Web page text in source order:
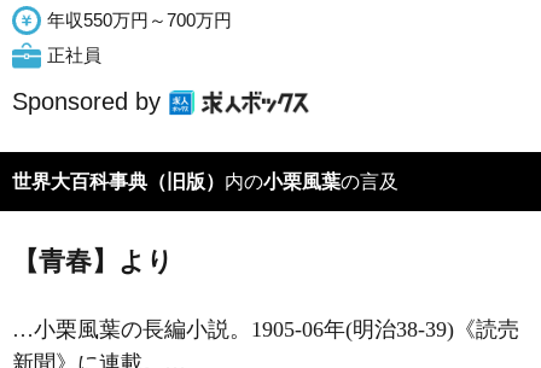
年収550万円～700万円
正社員
Sponsored by
世界大百科事典（旧版） 内の小栗風葉の言及
【青春】より
…小栗風葉の長編小説。1905‐06年(明治38‐39)《読売
新聞》に連載。…